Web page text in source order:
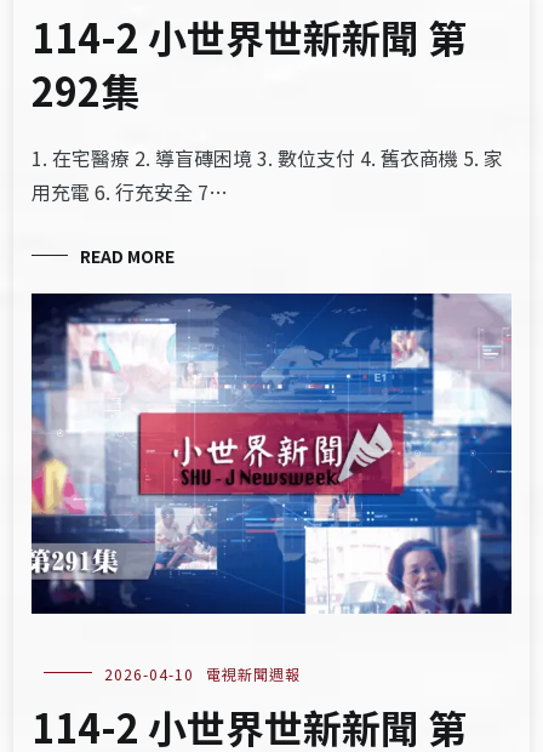
114-2 小世界世新新聞 第
292集
1. 在宅醫療 2. 導盲磚困境 3. 數位支付 4. 舊衣商機 5. 家
用充電 6. 行充安全 7…
READ MORE
2026-04-10 電視新聞週報
114-2 小世界世新新聞 第